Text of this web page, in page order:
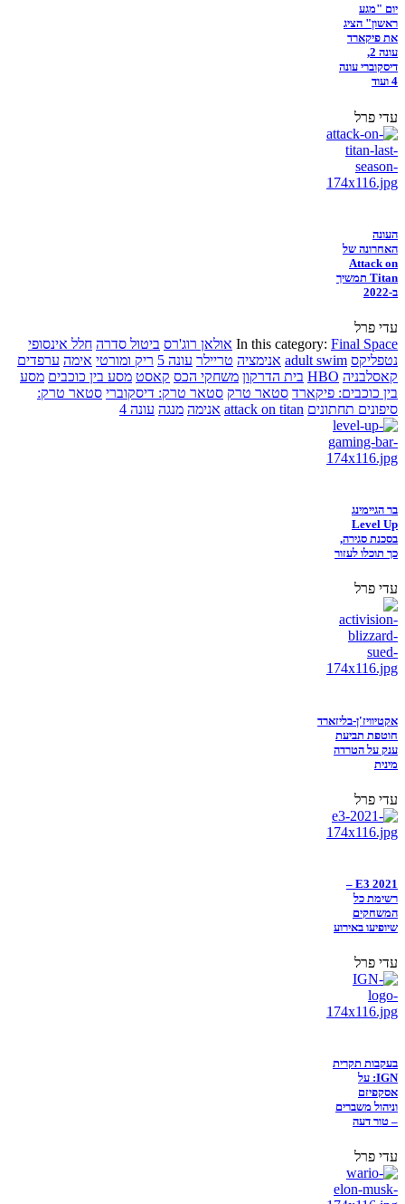
יום "מגע
ראשון" הציג
את פיקארד
עונה 2,
דיסקוברי עונה
4 ועוד
עדי פרל
העונה
האחרונה של
Attack on
Titan תמשיך
ב-2022
עדי פרל
In this category: Final Space אולאן רוג'רס ביטול סדרה חלל אינסופי
נטפליקס adult swim אנימציה טריילר עונה 5 ריק ומורטי אימה ערפדים
קאסלבניה HBO בית הדרקון משחקי הכס קאסט מסע בין כוכבים מסע
בין כוכבים: פיקארד סטאר טרק סטאר טרק: דיסקוברי סטאר טרק:
סיפונים תחתונים attack on titan אנימה מנגה עונה 4
בר הגיימינג
Level Up
בסכנת סגירה,
כך תוכלו לעזור
עדי פרל
אקטיוויז'ן-בליזארד
חוטפת תביעת
ענק על הטרדה
מינית
עדי פרל
E3 2021 –
רשימת כל
המשחקים
שיופיעו באירוע
עדי פרל
בעקבות תקרית
IGN: על
אסקפיזם
וניהול משברים
– טור דעה
עדי פרל